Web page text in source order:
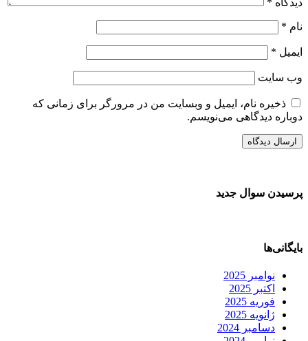
نام *
ایمیل *
وب‌ سایت
ذخیره نام، ایمیل و وبسایت من در مرورگر برای زمانی که
دوباره دیدگاهی می‌نویسم.
پرسیدن سوال جدید
بایگانی‌ها
نوامبر 2025
اکتبر 2025
فوریه 2025
ژانویه 2025
دسامبر 2024